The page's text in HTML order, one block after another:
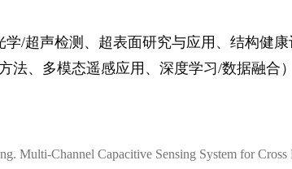
/超声检测、超表面研究与应用、结构健康
、多模态遥感应用、深度学习/数据融合）
Multi-Channel Capacitive Sensing System for